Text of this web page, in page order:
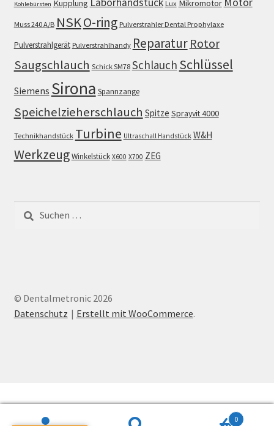
Kohlebürsten Kupplung Lux Mikromotor
Muss 240 A/B NSKO-ring Pulverstrahler Dental Prophylaxe
Pulverstrahlgerät Pulverstrahlhandy Reparatur Rotor
Saugschlauch Schick SM78 Schlauch Schlüssel
Siemens Sirona Spannzange
Speichelzieherschlauch Spitze Sprayvit 4000
Technikhandstück Turbine Ultraschall Handstück W&H
WerkzeugWinkelstück X600 X700 ZEG
Suchen
nach:
© Dentalmetronic 2026
Datenschutz
Erstellt mit WooCommerce.
0